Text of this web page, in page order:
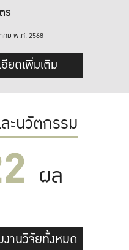
ร
ม พ.ศ. 2568
อียดเพิ่มเติม
ะนวัตกรรม
ผล
งานวิจัยทั้งหมด